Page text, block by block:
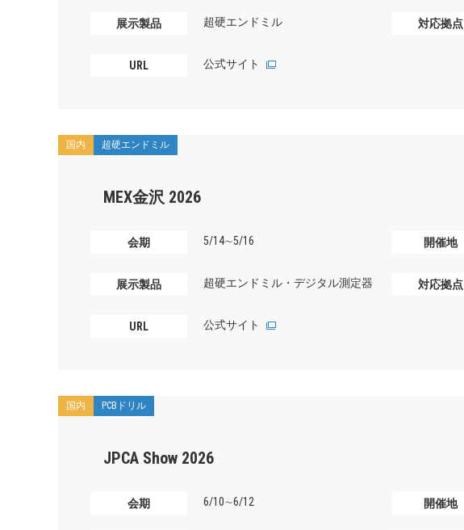
展示製品 超硬エンドミル 対応拠点
URL 公式サイト
国内 超硬エンドミル
MEX金沢 2026
会期 5/14∼5/16 開催地
展示製品 超硬エンドミル・デジタル測定器 対応拠点
URL 公式サイト
国内 PCBドリル
JPCA Show 2026
会期 6/10∼6/12 開催地